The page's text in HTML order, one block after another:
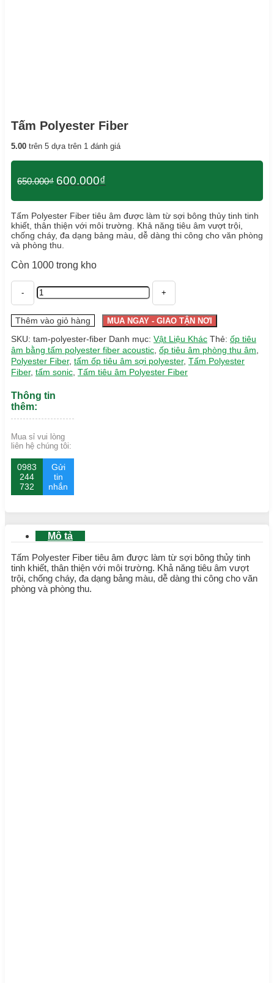
Tấm Polyester Fiber
5.00 trên 5 dựa trên 1 đánh giá
650.000₫ Giá
là:
650.000₫.
600.000₫
tại
là:
600.000₫.
Tấm Polyester Fiber tiêu âm được làm từ sợi bông thủy tinh tinh
khiết, thân thiện với môi trường. Khả năng tiêu âm vượt trội,
chống cháy, đa dạng bảng màu, dễ dàng thi công cho văn phòng
và phòng thu.
Còn 1000 trong kho
Tấm
Polyester
số
lượng
Thêm vào giỏ hàng MUA NGAY - GIAO TẬN NƠI
SKU: tam-polyester-fiber Danh mục: Vật Liệu Khác Thẻ: ốp tiêu
âm bằng tấm polyester fiber acoustic ốp tiêu âm phòng thu âm
Polyester Fiber, tấm ốp tiêu âm sợi polyester, Tấm Polyester
Fiber, tấm sonic Tấm tiêu âm Polyester Fiber
Thông tin
thêm:
Mua sỉ vui lòng
liên hệ chúng tôi:
0983
244
732
Gửi
tin
nhắn
Mô tả
Tấm Polyester Fiber tiêu âm được làm từ sợi bông thủy tinh
tinh khiết, thân thiện với môi trường. Khả năng tiêu âm vượt
trội, chống cháy, đa dạng bảng màu, dễ dàng thi công cho văn
phòng và phòng thu.